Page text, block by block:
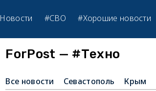
Новости #СВО #Хорошие новости
ForPost — #Tехно
Все новости Севастополь Крым